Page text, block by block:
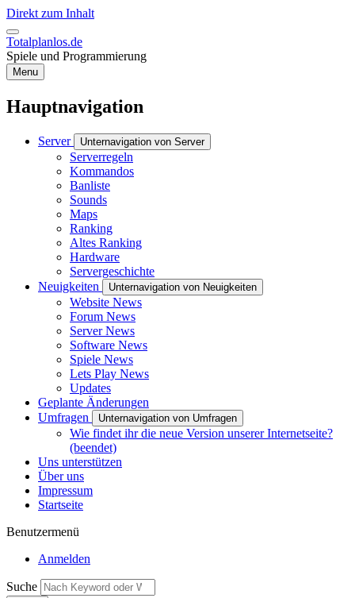
Direkt zum Inhalt
Totalplanlos.de
Spiele und Programmierung
Menu
Hauptnavigation
Server Unternavigation von Server
Serverregeln
Kommandos
Banliste
Sounds
Maps
Ranking
Altes Ranking
Hardware
Servergeschichte
Neuigkeiten
Unternavigation von Neuigkeiten
Website News
Forum News
Server News
Software News
Spiele News
Lets Play News
Updates
Geplante Änderungen
Umfragen
Unternavigation von Umfragen
Wie findet ihr die neue Version unserer Internetseite?
(beendet)
Uns unterstützen
Über uns
Impressum
Startseite
Benutzermenü
Anmelden
Suche